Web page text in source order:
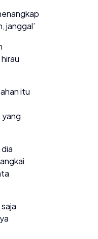
janggal’
itu
yang